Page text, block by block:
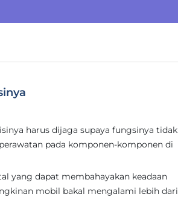
harus dijaga supaya fungsinya tidak
pada komponen-komponen di
yang dapat membahayakan keadaan
mobil bakal mengalami lebih dari